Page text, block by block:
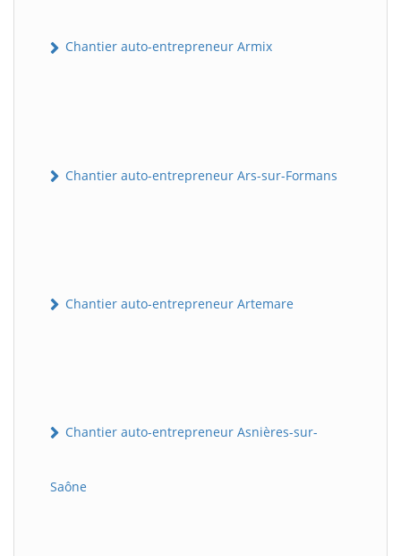
Chantier auto-entrepreneur Armix
Chantier auto-entrepreneur Ars-sur-Formans
Chantier auto-entrepreneur Artemare
Chantier auto-entrepreneur Asnières-sur-
Saône